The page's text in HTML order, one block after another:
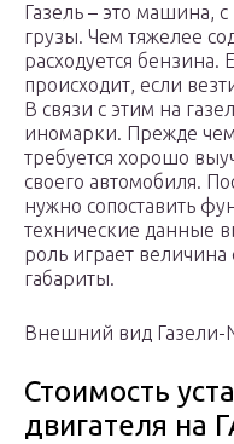
Газель – это машина,
грузы. Чем тяжелее
расходуется бензина.
происходит, если
В связи с этим на
иномарки. Прежде
требуется хорошо
своего автомобиля.
нужно сопоставить
технические данные
роль играет величина
габариты.
Внешний вид Газели-
Стоимость
двигателя на